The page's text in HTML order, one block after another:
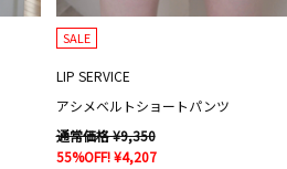
SALE
LIP SERVICE
アシメベルトショートパンツ
通常価格 ¥9,350
55%OFF! ¥4,207